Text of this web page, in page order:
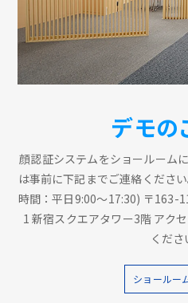
デモの
顔認証システムをショールーム
は事前に下記までご連絡くださ
時間：平日9:00～17:30) 〒163-
1 新宿スクエアタワー3階 アク
くださ
ショールー